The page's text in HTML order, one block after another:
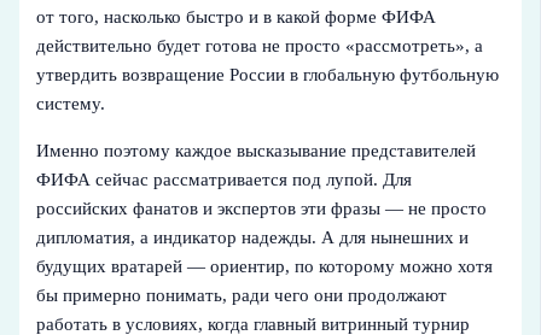
от того, насколько быстро и в какой форме ФИФА
действительно будет готова не просто «рассмотреть», а
утвердить возвращение России в глобальную футбольную
систему.
Именно поэтому каждое высказывание представителей
ФИФА сейчас рассматривается под лупой. Для
российских фанатов и экспертов эти фразы — не просто
дипломатия, а индикатор надежды. А для нынешних и
будущих вратарей — ориентир, по которому можно хотя
бы примерно понимать, ради чего они продолжают
работать в условиях, когда главный витринный турнир